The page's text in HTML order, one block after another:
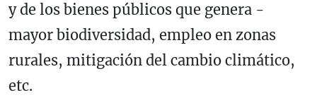
y de los bienes públicos que genera -
mayor biodiversidad, empleo en zonas
rurales, mitigación del cambio climático,
etc.